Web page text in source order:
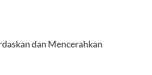
dan Mencerahkan